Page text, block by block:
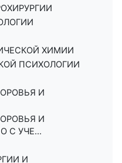
ХИМИИ
ПСИХОЛОГИИ
И
И
С УЧЕ...
И